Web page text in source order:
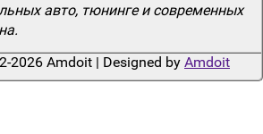
авто, тюнинге и современных
2026 Amdoit | Designed by Amdoit